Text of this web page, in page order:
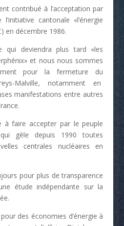
contribué à l’acceptation par
cantonale «l’énergie
en décembre 1986.
qui deviendra plus tard «les
et nous nous sommes
pour la fermeture du
Malville, notamment en
manifestations entre autres
à faire accepter par le peuple
gèle depuis 1990 toutes
centrales nucléaires en
pour plus de transparence
étude indépendante sur la
des économies d’énergie à